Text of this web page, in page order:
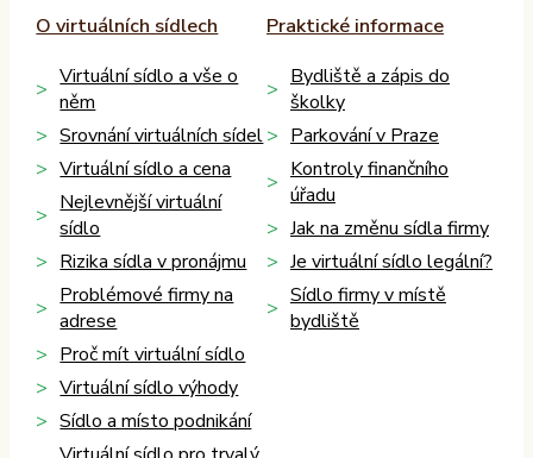
O virtuálních sídlech
Virtuální sídlo a vše o
něm
Srovnání virtuálních sídel
Virtuální sídlo a cena
Nejlevnější virtuální
sídlo
Rizika sídla v pronájmu
Problémové firmy na
adrese
Proč mít virtuální sídlo
Virtuální sídlo výhody
Sídlo a místo podnikání
Praktické informace
Bydliště a zápis do
školky
Parkování v Praze
Kontroly finančního
úřadu
Jak na změnu sídla firmy
Je virtuální sídlo legální?
Sídlo firmy v místě
bydliště